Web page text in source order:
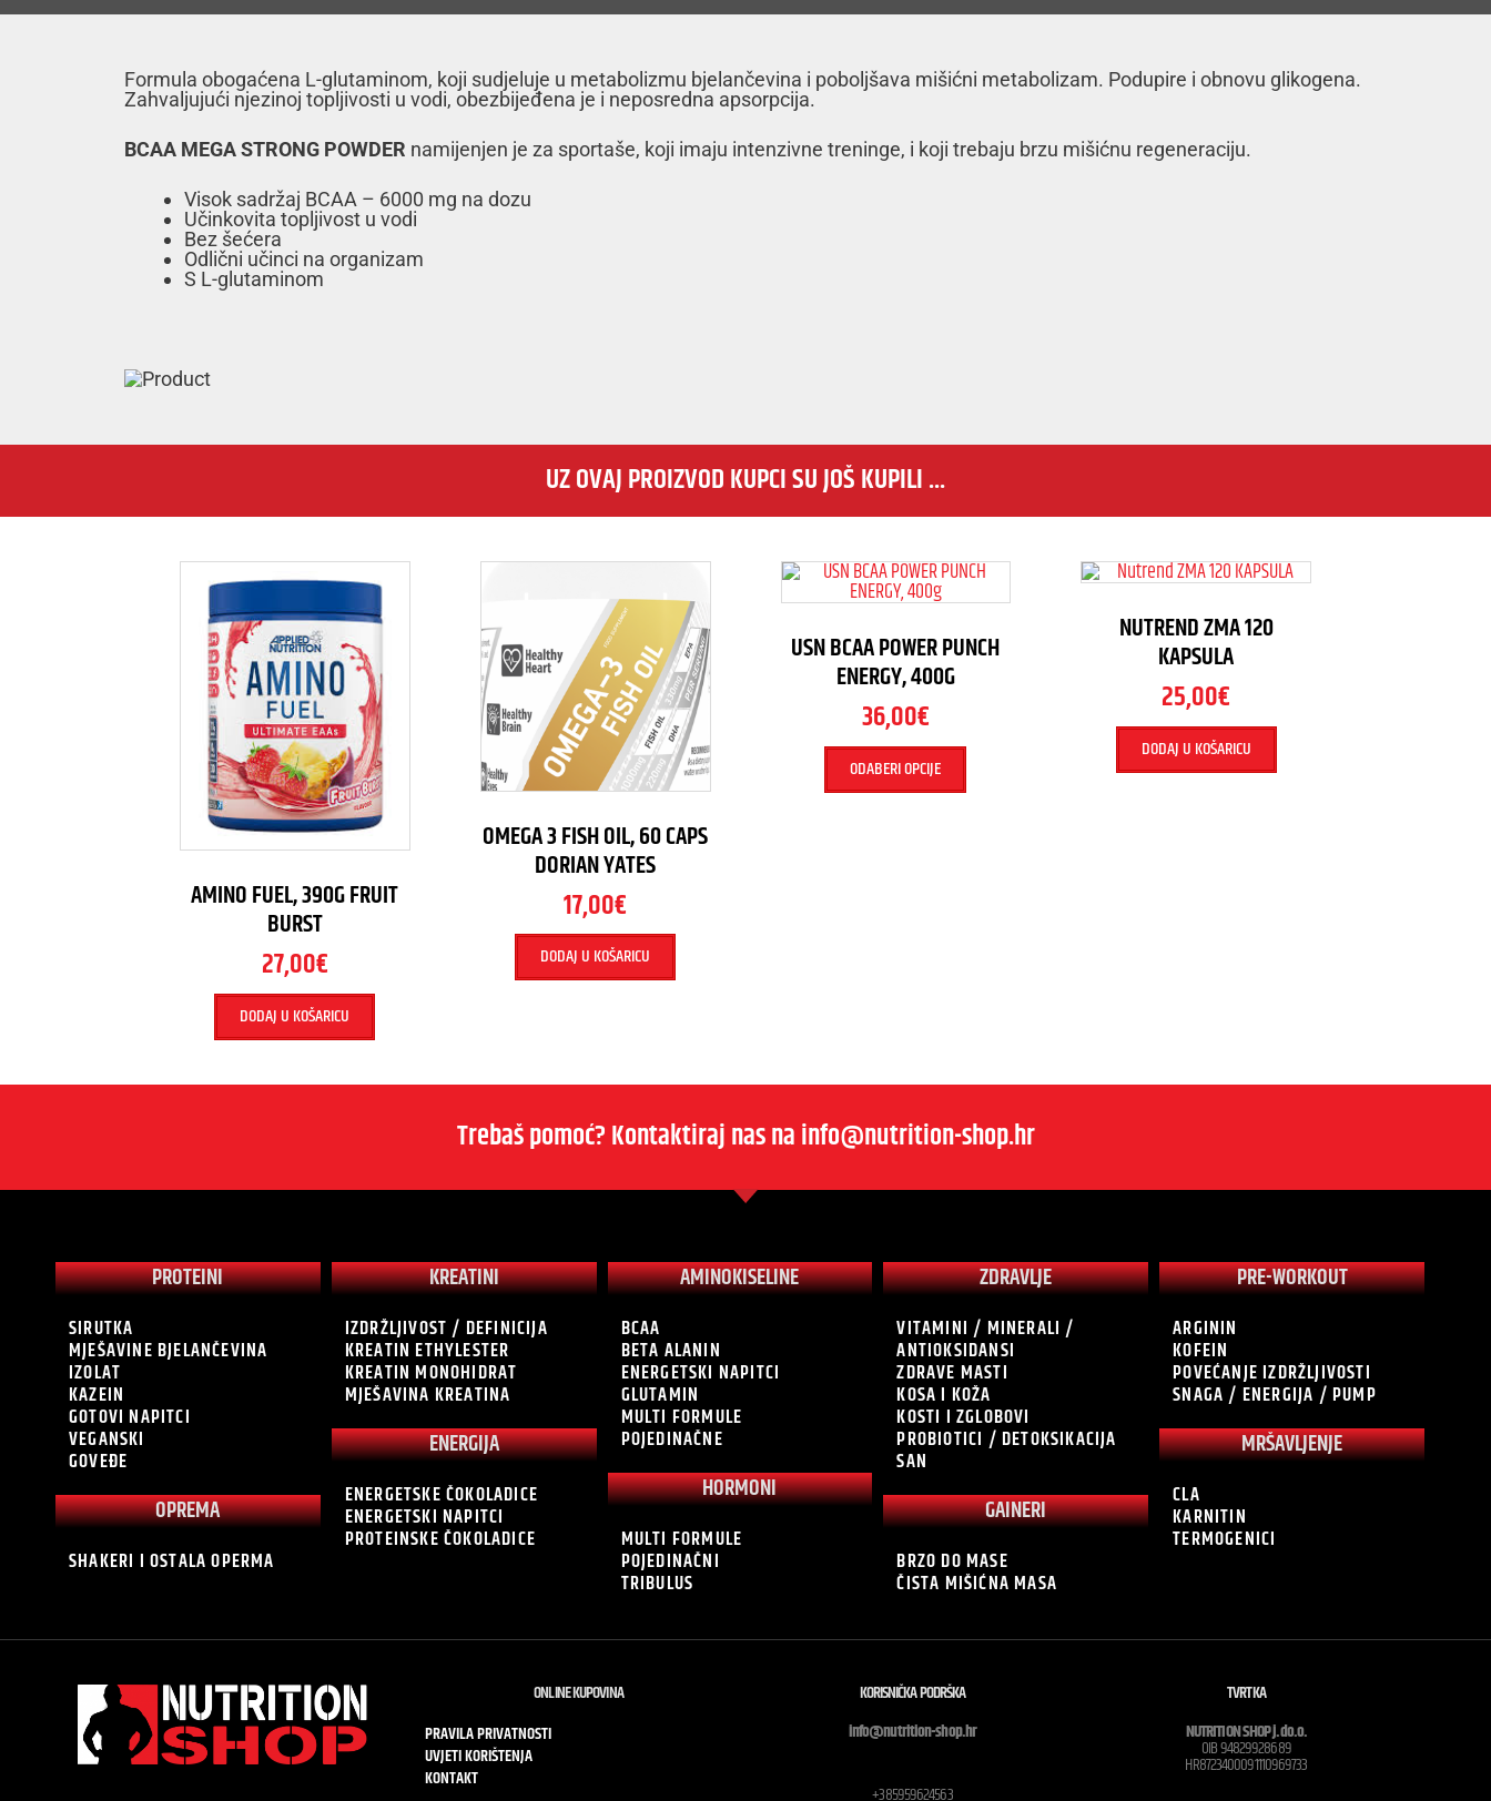
Formula obogaćena L-glutaminom, koji sudjeluje u metabolizmu bjelančevina i poboljšava mišićni metabolizam. Podupire i obnovu glikogena.
Zahvaljujući njezinoj topljivosti u vodi, obezbijeđena je i neposredna apsorpcija.
BCAA MEGA STRONG POWDER namijenjen je za sportaše, koji imaju intenzivne treninge, i koji trebaju brzu mišićnu regeneraciju.
Visok sadržaj BCAA – 6000 mg na dozu
Učinkovita topljivost u vodi
Bez šećera
Odlični učinci na organizam
S L-glutaminom
UZ OVAJ PROIZVOD KUPCI SU JOŠ KUPILI ...
AMINO FUEL, 390G FRUIT
BURST
27,00€
DODAJ U KOŠARICU
OMEGA 3 FISH OIL, 60 CAPS
DORIAN YATES
17,00€
DODAJ U KOŠARICU
USN BCAA POWER PUNCH
ENERGY, 400G
36,00€
ODABERI OPCIJE
NUTREND ZMA 120
KAPSULA
25,00€
DODAJ U KOŠARICU
Trebaš pomoć? Kontaktiraj nas na info@nutrition-shop.hr
PROTEINI
SIRUTKA
MJEŠAVINE BJELANČEVINA
IZOLAT
KAZEIN
GOTOVI NAPITCI
VEGANSKI
GOVEĐE
OPREMA
SHAKERI I OSTALA OPERMA
KREATINI
IZDRŽLJIVOST / DEFINICIJA
KREATIN ETHYLESTER
KREATIN MONOHIDRAT
MJEŠAVINA KREATINA
ENERGIJA
ENERGETSKE ČOKOLADICE
ENERGETSKI NAPITCI
PROTEINSKE ČOKOLADICE
AMINOKISELINE
BCAA
BETA ALANIN
ENERGETSKI NAPITCI
GLUTAMIN
MULTI FORMULE
POJEDINAČNE
HORMONI
MULTI FORMULE
POJEDINAČNI
TRIBULUS
ZDRAVLJE
VITAMINI / MINERALI /
ANTIOKSIDANSI
ZDRAVE MASTI
KOSA I KOŽA
KOSTI I ZGLOBOVI
PROBIOTICI / DETOKSIKACIJA
SAN
GAINERI
BRZO DO MASE
ČISTA MIŠIĆNA MASA
PRE-WORKOUT
ARGININ
KOFEIN
POVEĆANJE IZDRŽLJIVOSTI
SNAGA / ENERGIJA / PUMP
MRŠAVLJENJE
CLA
KARNITIN
TERMOGENICI
ONLINE KUPOVINA
PRAVILA PRIVATNOSTI
UVJETI KORIŠTENJA
KONTAKT
KORISNIČKA PODRŠKA
info@nutrition-shop.hr
+385959624563
TVRTKA
NUTRITION SHOP j.do.o.
OIB 94829928689
HR8723400091110969733